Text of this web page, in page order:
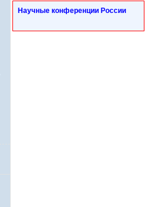
Научные конференции России